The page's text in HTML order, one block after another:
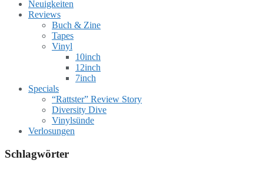
Neuigkeiten
Reviews
Buch & Zine
Tapes
Vinyl
10inch
12inch
7inch
Specials
“Rattster” Review Story
Diversity Dive
Vinylsünde
Verlosungen
Schlagwörter